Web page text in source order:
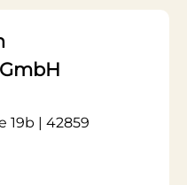
19b | 42859